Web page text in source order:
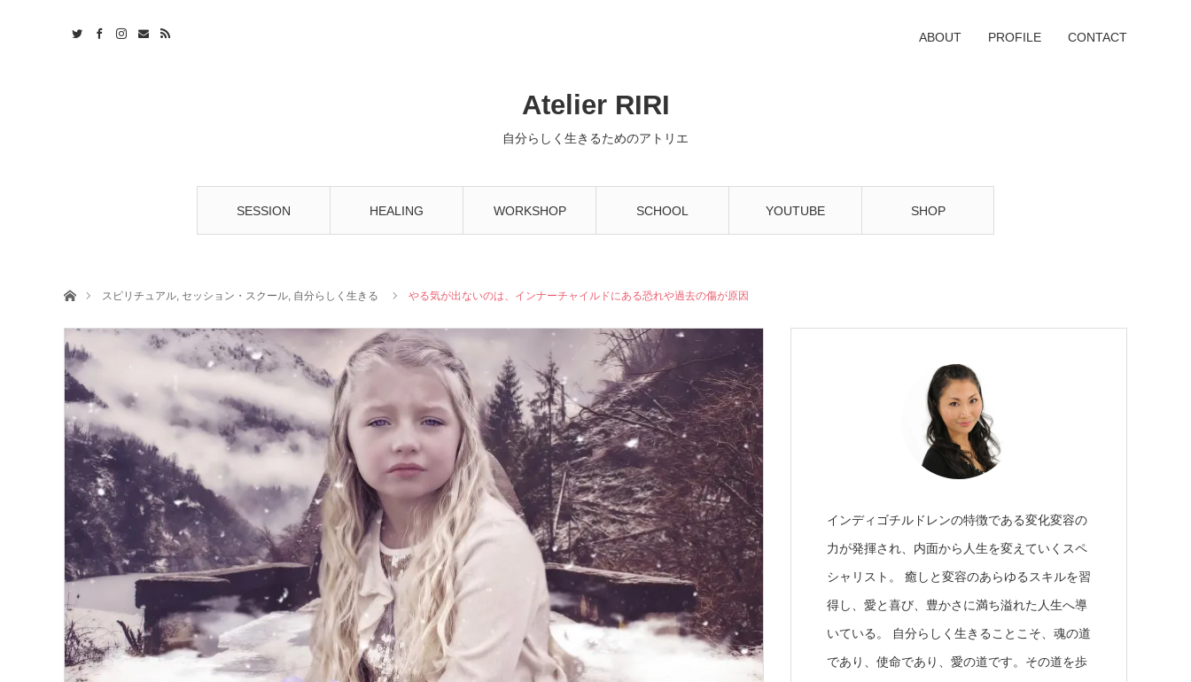
Atelier RIRI
自分らしく生きるためのアトリエ
SESSION HEALING WORKSHOP SCHOOL YOUTUBE SHOP
ABOUT PROFILE CONTACT
ホームスピリチュアル, セッション・スクール, 自分らしく生きる やる気が出ないのは、インナーチャイルドにある恐れや過去の傷が原因
インディゴチルドレンの特徴である変化変容の
力が発揮され、内面から人生を変えていくスペ
シャリスト。 癒しと変容のあらゆるスキルを習
得し、愛と喜び、豊かさに満ち溢れた人生へ導
いている。 自分らしく生きることこそ、魂の道
であり、使命であり、愛の道です。その道を歩